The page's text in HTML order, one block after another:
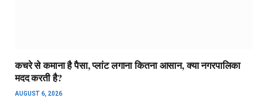
कचरे से कमाना है पैसा, प्लांट लगाना कितना आसान, क्या नगरपालिका
मदद करती है?
AUGUST 6, 2026